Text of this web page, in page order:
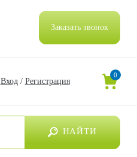
Заказать звонок
Вход / Регистрация
0
НАЙТИ